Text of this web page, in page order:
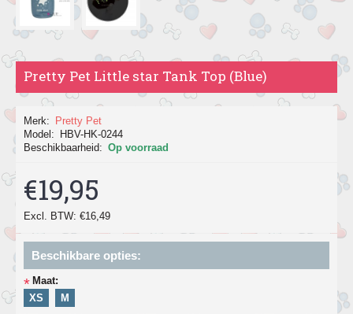
Pretty Pet Little star Tank Top (Blue)
Merk:
Pretty Pet
Model:
HBV-HK-0244
Beschikbaarheid: Op voorraad
€19,95
Excl. BTW: €16,49
Beschikbare opties:
* Maat:
XS
M